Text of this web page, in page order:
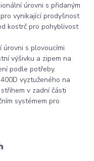
úrovni s přidaným
vynikající prodyšnost
kostrč pro pohyblivost
s plovoucími
výšivku a zipem na
podle potřeby.
vyztuženého na
v zadní části
systémem pro